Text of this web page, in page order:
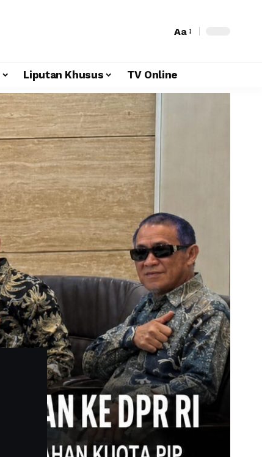
Aa
Liputan Khusus TV Online